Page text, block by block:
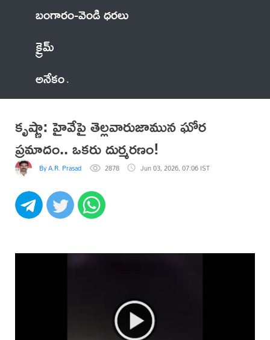
బంగారం-వెండి ధరలు
క్రైమ్
అనేకం
కృష్ణా: హైవేపై తెల్లవారుజామున ఘోర
ప్రమాదం.. ఒకరు దుర్మరణం!
By A.R. Prasad 2878 Jun 03, 2026, 07:06 IST